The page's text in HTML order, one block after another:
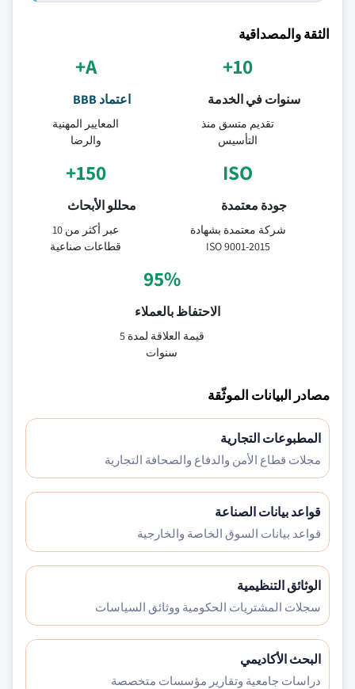
الثقة والمصداقية
10+
سنوات في الخدمة
تقديم متسق منذ
التأسيس
A+
اعتماد BBB
المعايير المهنية
والرضا
ISO
جودة معتمدة
شركة معتمدة بشهادة
ISO 9001-2015
150+
محللو الأبحاث
عبر أكثر من 10
قطاعات صناعية
95%
الاحتفاظ بالعملاء
قيمة العلاقة لمدة 5
سنوات
مصادر البيانات الموثّقة
المطبوعات التجارية
مجلات قطاع الأمن والدفاع والصحافة التجارية
قواعد بيانات الصناعة
قواعد بيانات السوق الخاصة والخارجية
الوثائق التنظيمية
سجلات المشتريات الحكومية ووثائق السياسات
البحث الأكاديمي
دراسات جامعية وتقارير مؤسسات متخصصة